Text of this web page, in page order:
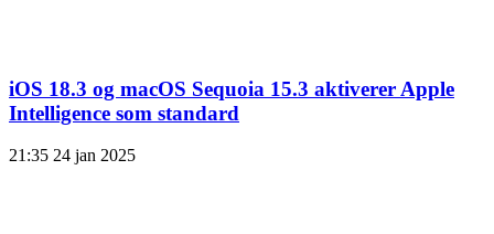
iOS 18.3 og macOS Sequoia 15.3 aktiverer Apple
Intelligence som standard
21:35 24 jan 2025